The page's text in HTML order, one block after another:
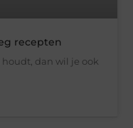
recepten
dan wil je ook